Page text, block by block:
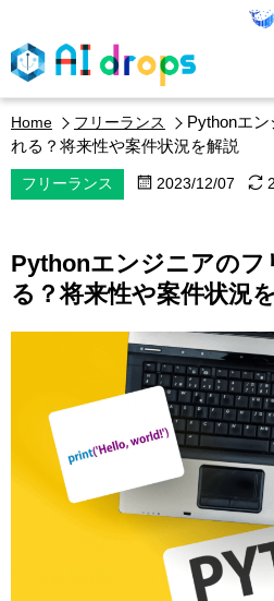
AI / データ領域
エンジニア
エキスパート・コラム
Home フリーランス
Pythonエ
れる？将来性や案件状況を解説
フリーランス 2023/12/07
Pythonエンジニアのフ
る？将来性や案件状況